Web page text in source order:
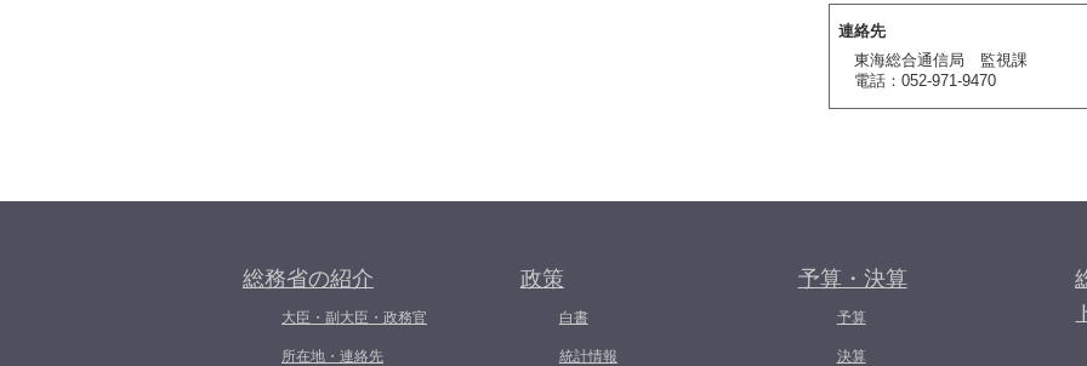
連絡先
東海総合通信局 監視課
電話：052-971-9470
総務省の紹介
大臣・副大臣・政務官
所在地・連絡先
政策
白書
統計情報
予算・決算
予算
決算